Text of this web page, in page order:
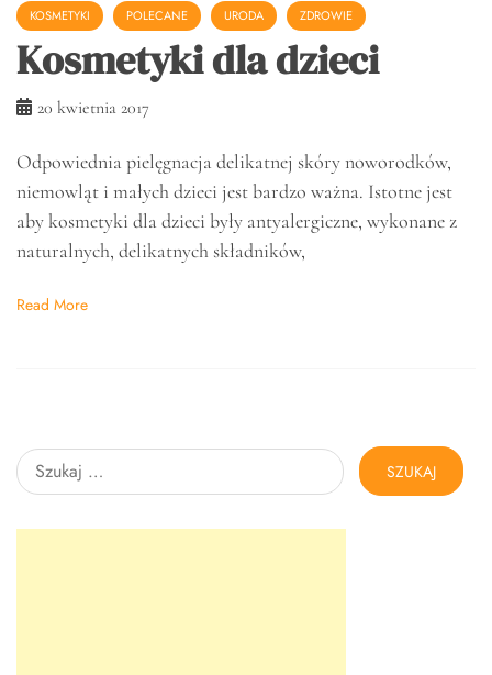
KOSMETYKI POLECANE URODA ZDROWIE
Kosmetyki dla dzieci
20 kwietnia 2017
Odpowiednia pielęgnacja delikatnej skóry noworodków,
niemowląt i małych dzieci jest bardzo ważna. Istotne jest
aby kosmetyki dla dzieci były antyalergiczne, wykonane z
naturalnych, delikatnych składników,
Read More
Szukaj: